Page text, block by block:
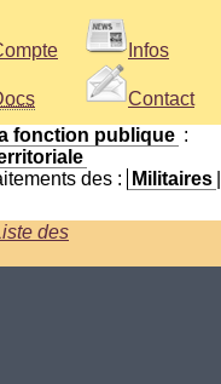
Infos
Contact
fonction publique :
des :
Militaires
des